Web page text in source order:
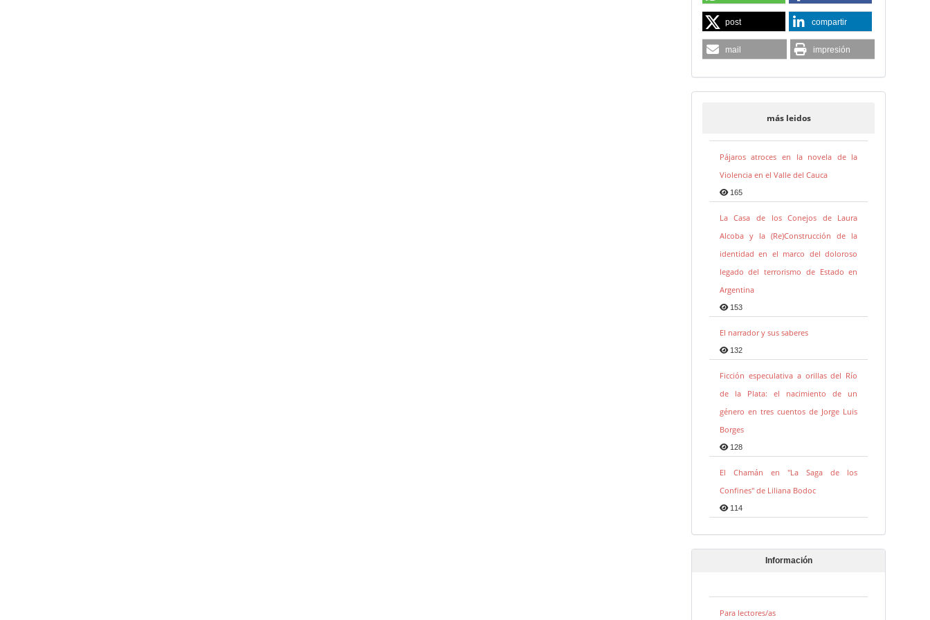
post compartir
mail impresión
más leidos
Pájaros atroces en la novela de la
Violencia en el Valle del Cauca
165
La Casa de los Conejos de Laura
Alcoba y la (Re)Construcción de la
identidad en el marco del doloroso
legado del terrorismo de Estado en
Argentina
153
El narrador y sus saberes
132
Ficción especulativa a orillas del Río
de la Plata: el nacimiento de un
género en tres cuentos de Jorge Luis
Borges
128
El Chamán en "La Saga de los
Confines" de Liliana Bodoc
114
Información
Para lectores/as